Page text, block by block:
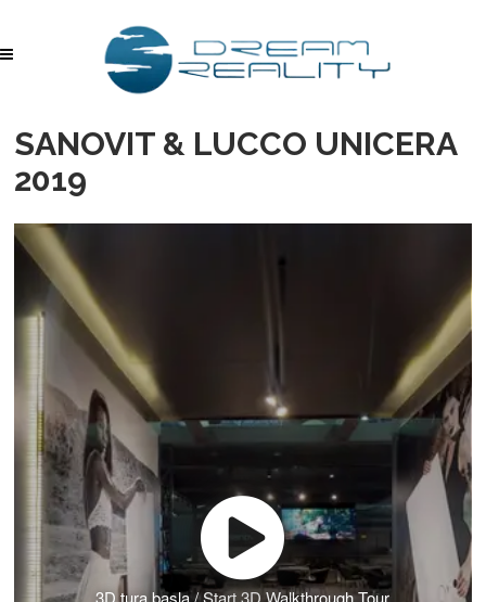
SANOVIT & LUCCO UNICERA
2019
3D tura başla / Start 3D Walkthrough Tour